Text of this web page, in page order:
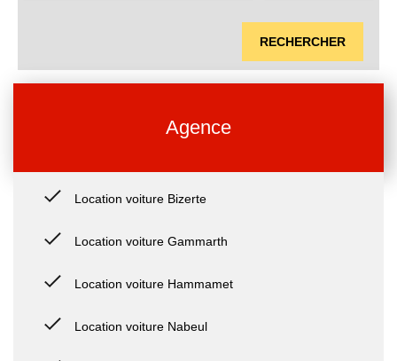
RECHERCHER
Agence
Location voiture Bizerte
Location voiture Gammarth
Location voiture Hammamet
Location voiture Nabeul